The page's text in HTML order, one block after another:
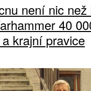
není nic
40
krajní pravice